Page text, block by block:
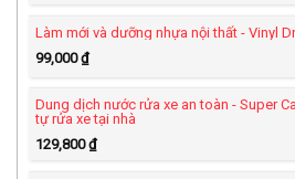
Làm mới và dưỡng nhựa nội thất - Vinyl
99,000₫
Dung dịch nước rửa xe an toàn - Super
tự rửa xe tại nhà
129,800₫